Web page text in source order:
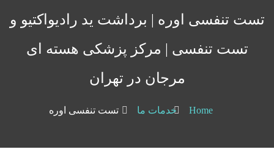
تست تنفسی اوره | برداشت ید رادیواکتیو و
تست تنفسی | مرکز پزشکی هسته ای
مرجان در تهران
Home خدمات ما تست تنفسی اوره